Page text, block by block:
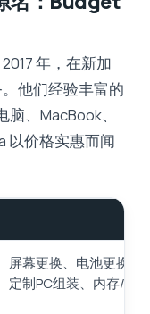
年，在新加
他们经验丰富的
、MacBook、
以价格实惠而闻
屏幕更换、电池更换、
定制PC组装、内存/固